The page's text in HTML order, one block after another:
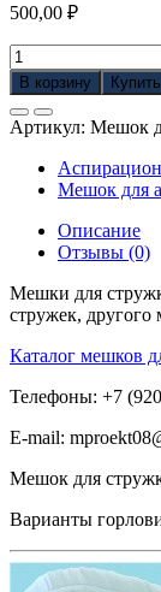
500,00 ₽
Количество
товара
Мешок
для
стружкоотсоса
Корвет
К-65
В корзину
Артикул: Мешок
Мешок для
Описание
Отзывы (0)
Мешки для
стружек, другого
Каталог мешков
Телефоны: +7
E-mail:
Мешок для
Варианты